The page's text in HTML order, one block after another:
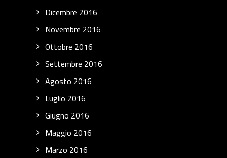
Dicembre 2016
Novembre 2016
Ottobre 2016
Settembre 2016
Agosto 2016
Luglio 2016
Giugno 2016
Maggio 2016
Marzo 2016